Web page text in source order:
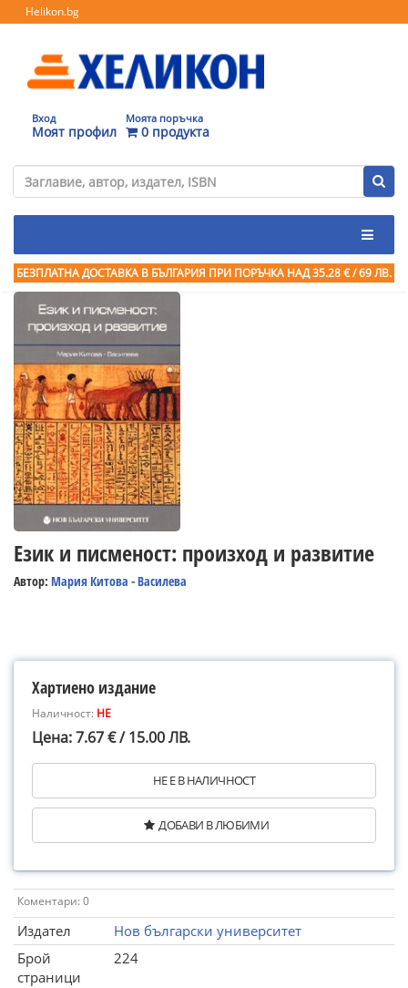
Helikon.bg
Вход
Моят профил
Моята поръчка
0 продукта
БЕЗПЛАТНА ДОСТАВКА В БЪЛГАРИЯ ПРИ ПОРЪЧКА НАД 35.28 € / 69 ЛВ.
Език и писменост: произход и развитие
Автор: Мария Китова - Василева
Хартиено издание
Наличност: НЕ
Цена: 7.67 € / 15.00 ЛВ.
НЕ Е В НАЛИЧНОСТ
ДОБАВИ В ЛЮБИМИ
Коментари: 0
Издател
Нов български университет
Брой
страници
224